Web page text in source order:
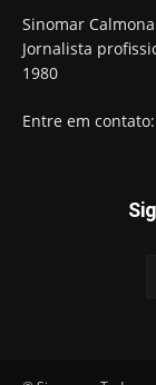
Sinomar
Jornalista
1980
Entre em contato: